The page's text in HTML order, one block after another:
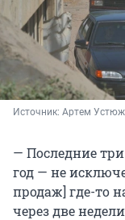
Источник: Артем
— Последние
год — не
продаж] где-то
через две